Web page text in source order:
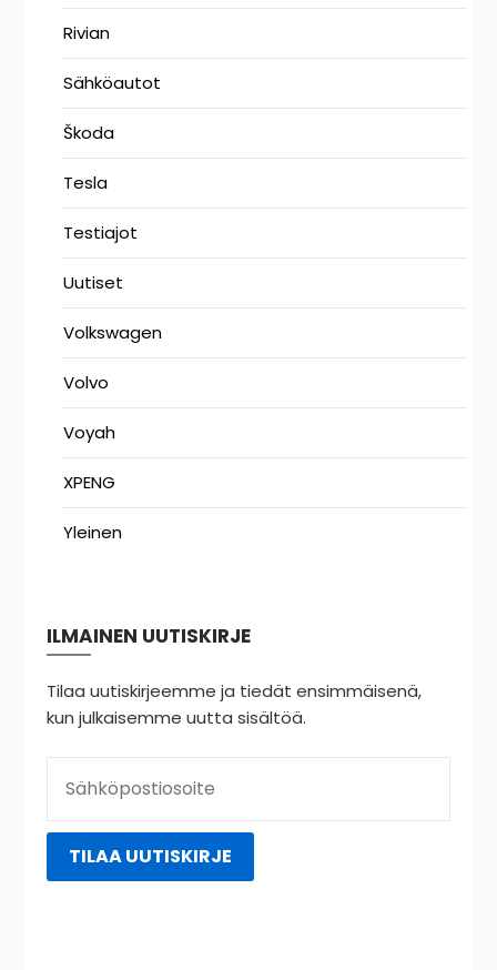
Rivian
Sähköautot
Škoda
Tesla
Testiajot
Uutiset
Volkswagen
Volvo
Voyah
XPENG
Yleinen
ILMAINEN UUTISKIRJE
Tilaa uutiskirjeemme ja tiedät ensimmäisenä,
kun julkaisemme uutta sisältöä.